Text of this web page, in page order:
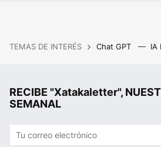
TEMAS DE INTERÉS Chat GPT IA
RECIBE "Xatakaletter",
SEMANAL